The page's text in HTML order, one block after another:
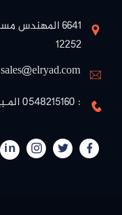
١٢٢٥٢
sales@elryad.com
: 0548215160 المـبيـعات
in